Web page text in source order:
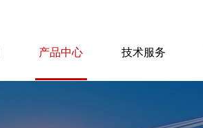
产品中心 技术服务